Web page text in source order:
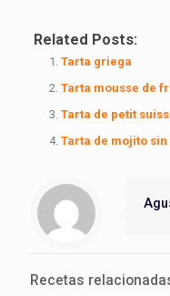
Related Posts:
Tarta griega
Tarta mousse de
Tarta de petit
Tarta de mojito
Recetas